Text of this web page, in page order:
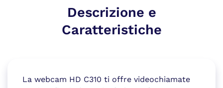
Descrizione e
Caratteristiche
La webcam HD C310 ti offre videochiamate